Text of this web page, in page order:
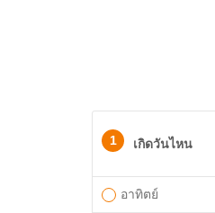
1 เกิดวันไหน
อาทิตย์